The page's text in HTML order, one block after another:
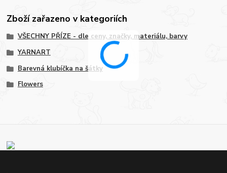
Zboží zařazeno v kategoriích
VŠECHNY PŘÍZE - dle ceny, značky, materiálu, barvy
YARNART
Barevná klubíčka na šátky
Flowers